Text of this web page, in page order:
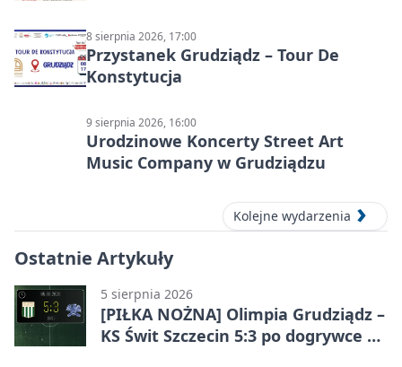
8 sierpnia 2026, 17:00
Przystanek Grudziądz – Tour De
Konstytucja
9 sierpnia 2026, 16:00
Urodzinowe Koncerty Street Art
Music Company w Grudziądzu
Kolejne wydarzenia
Ostatnie Artykuły
5 sierpnia 2026
[PIŁKA NOŻNA] Olimpia Grudziądz –
KS Świt Szczecin 5:3 po dogrywce w